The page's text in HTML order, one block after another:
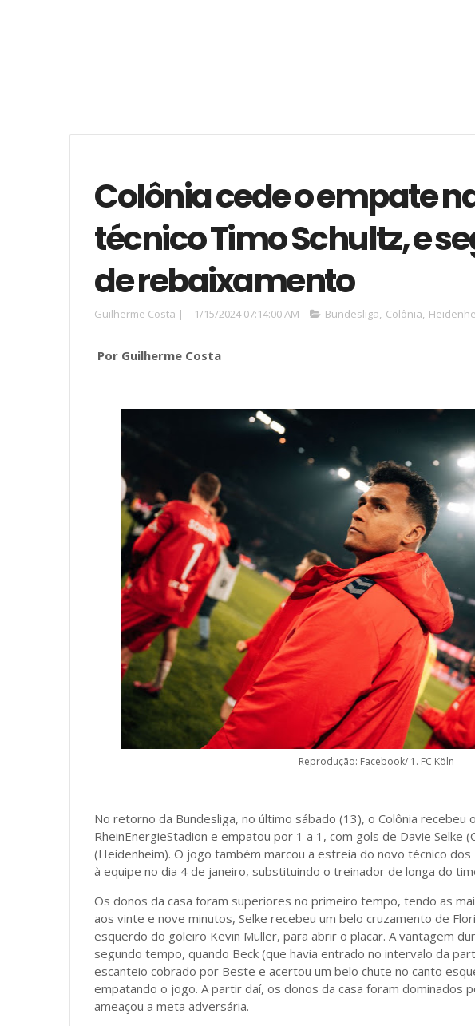
Colônia cede o empate
técnico Timo Schultz, e
de rebaixamento
Guilherme Costa | 1/15/2024 07:14:00 AM Bundesliga, Colônia,
Por Guilherme Costa
Reprodução: Facebook/ 1. FC Köln
No retorno da Bundesliga, no último sábado (13), o Colônia recebeu
RheinEnergieStadion e empatou por 1 a 1, com gols de Davie Selke
(Heidenheim). O jogo também marcou a estreia do novo técnico dos
à equipe no dia 4 de janeiro, substituindo o treinador de longa do
Os donos da casa foram superiores no primeiro tempo, tendo as
aos vinte e nove minutos, Selke recebeu um belo cruzamento de
esquerdo do goleiro Kevin Müller, para abrir o placar. A vantagem
segundo tempo, quando Beck (que havia entrado no intervalo da
escanteio cobrado por Beste e acertou um belo chute no canto
empatando o jogo. A partir daí, os donos da casa foram dominados
ameaçou a meta adversária.